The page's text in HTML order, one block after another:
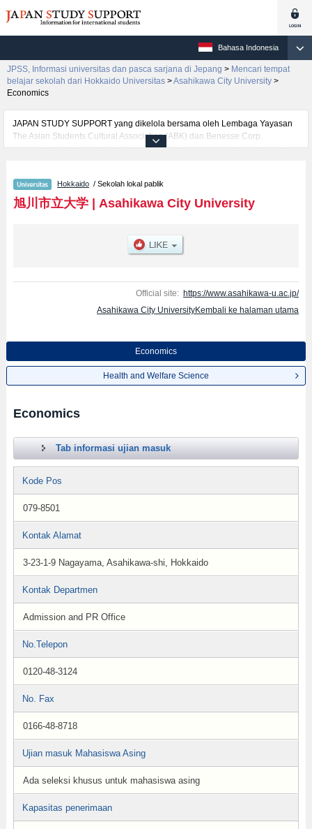
Bahasa Indonesia
JPSS, Informasi universitas dan pasca sarjana di Jepang > Mencari tempat
belajar sekolah dari Hokkaido Universitas >Asahikawa City University >
Economics
JAPAN STUDY SUPPORT yang dikelola bersama oleh Lembaga Yayasan
The Asian Students Cultural Association (ABK) dan Benesse Corp.
menyediakan informasi sekitar 1300 universitas, pascasarjana, universitas
informasi per fakultas seperti Fakultas EconomicsatauFakultas Health and
Welfare Science, serta berbagai informasi yang berguna bagi mahasiswa(i)
mancanegara seperti kuota untuk jumlah pendaftar dan jumlah kelulusan
prasarana kampus, akses jalan, dan lainnya. Silakan memanfaatkannya.
Hokkaido / Sekolah lokal pablik
旭川市立大学| Asahikawa City University
Official site: https://www.asahikawa-u.ac.jp/
Asahikawa City UniversityKembali ke halaman utama
Economics
Health and Welfare Science
Economics
Tab informasi ujian masuk
Kode Pos
079-8501
Kontak Alamat
3-23-1-9 Nagayama, Asahikawa-shi, Hokkaido
Kontak Departmen
Admission and PR Office
No.Telepon
0120-48-3124
No. Fax
0166-48-8718
Ujian masuk Mahasiswa Asing
Ada seleksi khusus untuk mahasiswa asing
Kapasitas penerimaan